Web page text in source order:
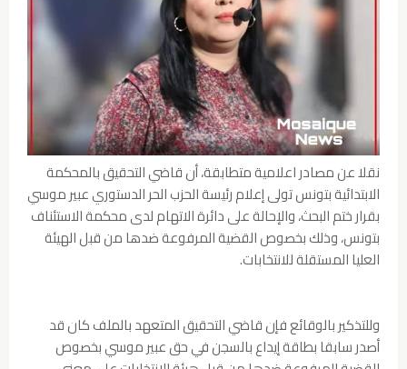
نقلا عن مصادر اعلامية متطابقة، أن قاضي التحقيق بالمحكمة
الابتدائية بتونس تولى إعلام رئيسة الحزب الحر الدستوري عبير موسي
بقرار ختم البحث، والإحالة على دائرة الاتهام لدى محكمة الاستئناف
بتونس، وذلك بخصوص القضية المرفوعة ضدها من قبل الهيئة
العليا المستقلة للانتخابات.
وللتذكير بالوقائع فإن قاضي التحقيق المتعهد بالملف كان قد
أصدر سابقا بطاقة إيداع بالسجن في حق عبير موسي بخصوص